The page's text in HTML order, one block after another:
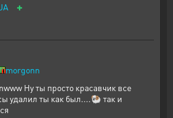
+
morgonn
Ну ты просто красавчик все
удалил ты как был....🐏 так и